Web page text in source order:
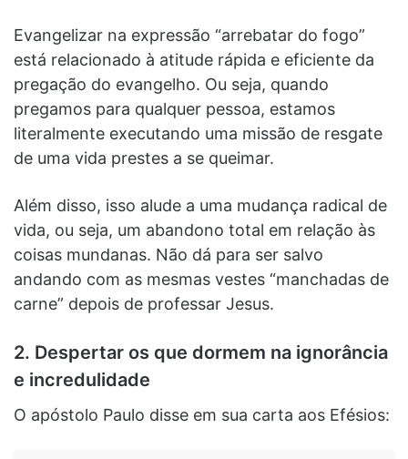
Evangelizar na expressão “arrebatar do fogo”
está relacionado à atitude rápida e eficiente da
pregação do evangelho. Ou seja, quando
pregamos para qualquer pessoa, estamos
literalmente executando uma missão de resgate
de uma vida prestes a se queimar.
Além disso, isso alude a uma mudança radical de
vida, ou seja, um abandono total em relação às
coisas mundanas. Não dá para ser salvo
andando com as mesmas vestes “manchadas de
carne” depois de professar Jesus.
2. Despertar os que dormem na ignorância
e incredulidade
O apóstolo Paulo disse em sua carta aos Efésios: